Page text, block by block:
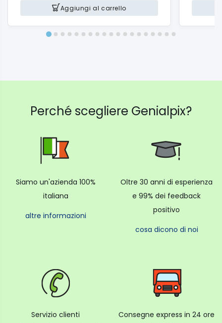
Aggiungi al carrello
Perché scegliere Genialpix?
Siamo un'azienda 100%
italiana
altre informazioni
Oltre 30 anni di esperienza
e 99% dei feedback
positivo
cosa dicono di noi
Servizio clienti
Consegne express in 24 ore